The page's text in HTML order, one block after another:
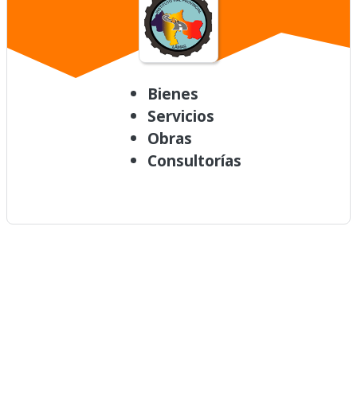
Bienes
Servicios
Obras
Consultorías